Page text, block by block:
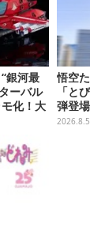
銀河最
ーバル
化！大
ツフィ
悟空
「と
弾登
ジッ
2026.8.5